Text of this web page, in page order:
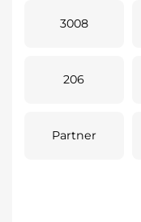
3008
206
Partner